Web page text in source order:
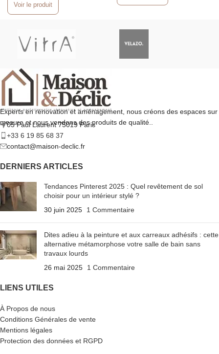
Voir le produit
Experts en rénovation et aménagement, nous créons des espaces sur
mesure et nous vendons des produits de qualité..
05 Paul Laurent 75019 Paris
+33 6 19 85 68 37
contact@maison-declic.fr
DERNIERS ARTICLES
Tendances Pinterest 2025 : Quel revêtement de sol
choisir pour un intérieur stylé ?
30 juin 2025
1 Commentaire
Dites adieu à la peinture et aux carreaux adhésifs : cette
alternative métamorphose votre salle de bain sans
travaux lourds
26 mai 2025
1 Commentaire
LIENS UTILES
À Propos de nous
Conditions Générales de vente
Mentions légales
Protection des données et RGPD